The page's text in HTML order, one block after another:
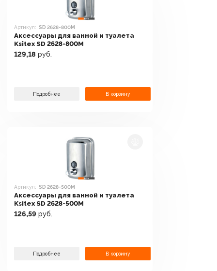
Артикул: SD 2628-800M
Аксессуары для ванной и туалета
Ksitex SD 2628-800M
129,18 руб.
Подробнее В корзину
Артикул: SD 2628-500М
Аксессуары для ванной и туалета
Ksitex SD 2628-500М
126,59 руб.
Подробнее В корзину